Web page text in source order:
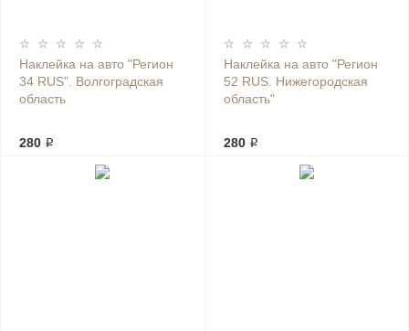
Наклейка на авто "Регион
34 RUS". Волгоградская
область
280 ₽
Наклейка на авто "Регион
52 RUS. Нижегородская
область"
280 ₽